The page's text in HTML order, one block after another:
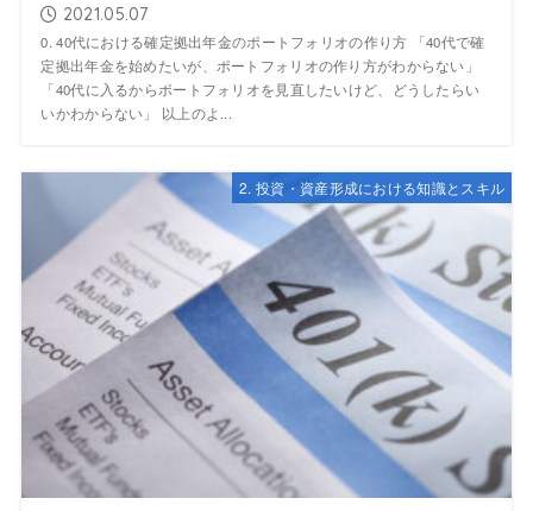
2021.05.07
0. 40代における確定拠出年金のポートフォリオの作り方 「40代で確
定拠出年金を始めたいが、ポートフォリオの作り方がわからない」
「40代に入るからポートフォリオを見直したいけど、どうしたらい
いかわからない」 以上のよ...
2. 投資・資産形成における知識とスキル